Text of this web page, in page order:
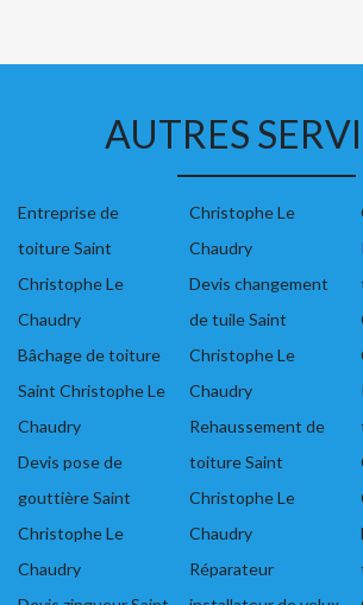
AUTRES
Entreprise de
toiture Saint
Christophe Le
Chaudry
Bâchage de toiture
Saint Christophe Le
Chaudry
Devis pose de
gouttière Saint
Christophe Le
Chaudry
Christophe Le
Chaudry
Devis changement
de tuile Saint
Christophe Le
Chaudry
Rehaussement de
toiture Saint
Christophe Le
Chaudry
Réparateur